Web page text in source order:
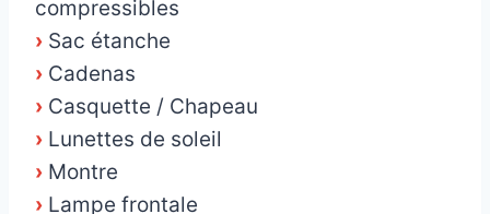
compressibles
› Sac étanche
› Cadenas
› Casquette / Chapeau
› Lunettes de soleil
› Montre
› Lampe frontale